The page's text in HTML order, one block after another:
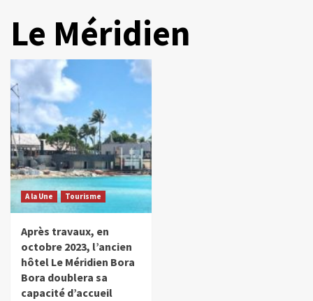
Le Méridien
A la Une Tourisme
Après travaux, en
octobre 2023, l’ancien
hôtel Le Méridien Bora
Bora doublera sa
capacité d’accueil